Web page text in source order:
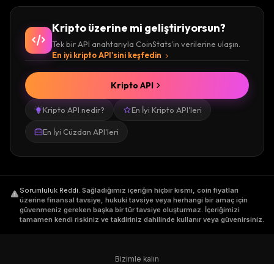
Kripto üzerine mi geliştiriyorsun?
Tek bir API anahtarıyla CoinStats'in verilerine ulaşın.
En iyi kripto API'sini keşfedin
Kripto API nedir? En İyi Kripto API'leri
En İyi Cüzdan API'leri
Kripto API
Sorumluluk Reddi. Sağladığımız içeriğin hiçbir kısmı, coin fiyatları
üzerine finansal tavsiye, hukuki tavsiye veya herhangi bir amaç için
güvenmeniz gereken başka bir tür tavsiye oluşturmaz. İçeriğimizi
tamamen kendi riskiniz ve takdiriniz dahilinde kullanır veya güvenirsiniz.
Bizimle kalın